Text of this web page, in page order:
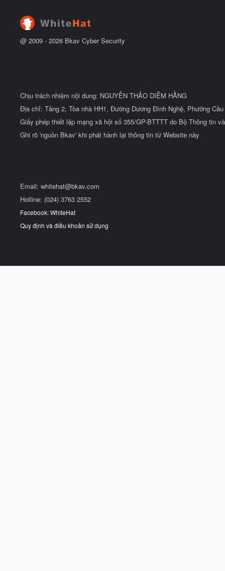
@ 2009 - 2026 Bkav Cyber Security
Chịu trách nhiệm nội dung: NGUYỄN THẢO DIỄM HẰNG
Địa chỉ: Tầng 2, Tòa nhà HH1, Đường Dương Đình Nghệ, Phường
Giấy phép thiết lập mạng xã hội số 355/GP-BTTTT do Bộ Thông tin
Ghi rõ 'nguồn Bkav' khi phát hành lại thông tin từ Website này
Email: whitehat@bkav.com
Hotline: (024) 3763 2552
Facebook: WhiteHat
Quy định và điều khoản sử dụng